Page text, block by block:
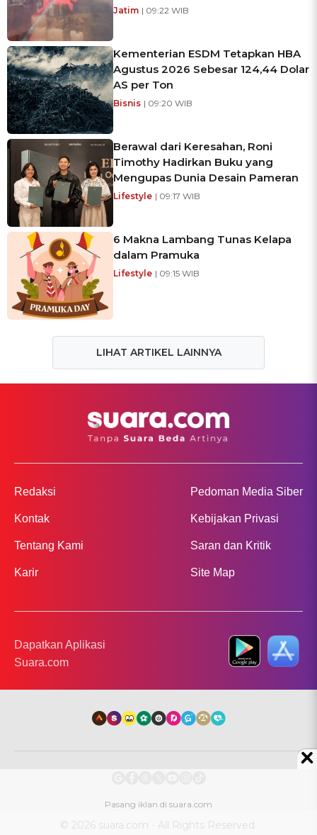
Jatim | 09:22 WIB
Kementerian ESDM Tetapkan HBA
Agustus 2026 Sebesar 124,44 Dolar
AS per Ton
Bisnis | 09:20 WIB
Berawal dari Keresahan, Roni
Timothy Hadirkan Buku yang
Mengupas Dunia Desain Pameran
Lifestyle | 09:17 WIB
6 Makna Lambang Tunas Kelapa
dalam Pramuka
Lifestyle | 09:15 WIB
LIHAT ARTIKEL LAINNYA
Redaksi
Kontak
Tentang Kami
Karir
Pedoman Media Siber
Kebijakan Privasi
Saran dan Kritik
Site Map
Dapatkan Aplikasi
Suara.com
© 2026 suara.com - All Rights Reserved.